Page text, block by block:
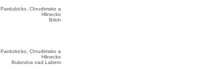
Pardubicko, Chrudimsko a
Hlinecko
Brloh
Pardubicko, Chrudimsko a
Hlinecko
Bukovina nad Labem